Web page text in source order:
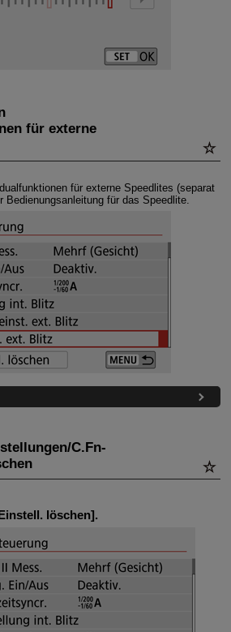
für externe
für externe Speedlites (separat
Bedienungsanleitung für das Speedlite.
C.Fn-
löschen].